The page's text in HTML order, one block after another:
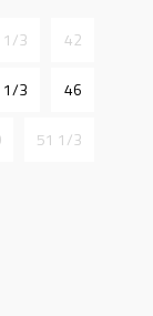
1/3 42
1/3 46
51 1/3